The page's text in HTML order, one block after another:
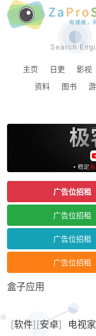
Search
主页 日更 影视
资料
图书
广告位招租
广告位招租
广告位招租
广告位招租
盒子应用
[软件][安卓] 电视